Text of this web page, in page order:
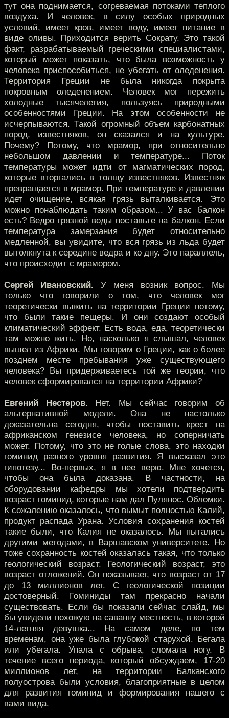
тут она поднимается, согреваемая потоками теплого
воздуха. И человек, в силу особых природных
условий, имеет кров, имеет воду, имеет питание в
виде оливы. Приходится верить Сократу. Это такой
факт, разрабатываемый греческими специалистами,
который может показать, что была возможность у
человека приспособиться, не убегать от оледенения.
Территория Греции не была никогда покрыта
покровным оледенением. Человек мог пережить
холодные тысячелетия, пользуясь природными
особенностями Греции. На этом особенности не
исчерпываются. Такой огромный объем карбонатных
пород, известняков, он сказался и на культуре.
Почему? Потому, что мрамор, при относительно
небольшом давлении и температуре... Поток
температуры может идти от магматических пород,
которые вторгались в толщу известняков. Известняк
превращается в мрамор. При температуре и давлении
идет очищение, всякая грязь выталкивается. Это
можно понаблюдать таким образом... У вас балкон
есть? Ведро грязной воды поставьте на балкон. Если
температура замерзания будет относительно
медленной, вы увидите, что вся грязь из льда будет
вытолкнута к середине ведра и ко дну. Это параллель,
что происходит с мрамором.
Сергей Ивановский. У меня возник вопрос. Мы
только что говорили о том, что человек мог
теоретически выжить на территории Греции потому,
что были такие пещеры. И они создают особый
климатический эффект. Есть вода, еда, теоретически
там можно жить. Но, насколько я слышал, человек
вышел из Африки. Мы говорим о Греции, как о более
позднем месте пребывания уже существующего
человека? Вы придерживаетесь той же теории, что
человек сформировался на территории Африки?
Евгений Нестеров. Нет. Мы сейчас говорим об
альтернативной модели. Она не настолько
доказательна сегодня, чтобы поставить крест на
африканском генезисе человека, но соперничать
может. Потому, что это не голые слова, это находки
гоминид разного уровня развития. Я высказал это
гипотезу... Во-первых, я в нее верю. Мне хочется,
чтобы она была доказана. В частности, на
оборудовании кафедры мы хотели подтвердить
возраст гоминид, которые нам дал Пулянос. Обломки.
К сожалению оказалось, что вымыт полностью Калий,
продукт распада Урана. Условия сохранения костей
такие были, что Калия не оказалось. Мы пытались
другими методами, в Варшавском университете. Но
тоже сохранность костей оказалась такая, что только
геологический возраст. Геологический возраст, это
возраст отложений. Он показывает, что возраст от 17
до 13 миллионов лет. С геологической позиции
достоверный. Гоминиды там прекрасно начали
существовать. Если бы показали сейчас слайд, мы
бы увидели похожую на саванну местность, в которой
14-летняя девушка... На самом деле, по тем
временам, она уже была глубокой старухой. Бегала
или убегала. Упала с обрыва, сломала ногу. В
течение всего периода, который обсуждаем, 17-20
миллионов лет, на территории Балканского
полуострова были условия, благоприятные в целом
для развития гоминид и формирования нашего с
вами вида.